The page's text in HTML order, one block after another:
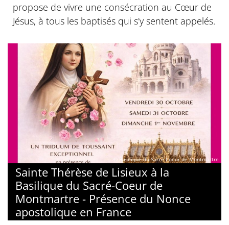
propose de vivre une consécration au Cœur de
Jésus, à tous les baptisés qui s'y sentent appelés.
© Basilique du Sacré-Coeur de Montmartre
Sainte Thérèse de Lisieux à la
Basilique du Sacré-Coeur de
Montmartre - Présence du Nonce
apostolique en France